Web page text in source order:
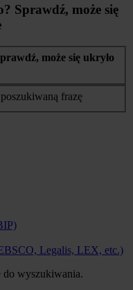
Sprawdź, może się
może się ukryło
frazę
Legalis, LEX, etc.)
do wyszukiwania.